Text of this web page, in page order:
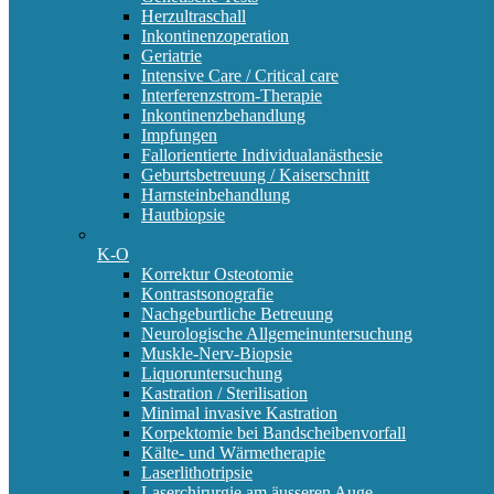
Herzultraschall
Inkontinenzoperation
Geriatrie
Intensive Care / Critical care
Interferenzstrom-Therapie
Inkontinenzbehandlung
Impfungen
Fallorientierte Individualanästhesie
Geburtsbetreuung / Kaiserschnitt
Harnsteinbehandlung
Hautbiopsie
K-O
Korrektur Osteotomie
Kontrastsonografie
Nachgeburtliche Betreuung
Neurologische Allgemeinuntersuchung
Muskle-Nerv-Biopsie
Liquoruntersuchung
Kastration / Sterilisation
Minimal invasive Kastration
Korpektomie bei Bandscheibenvorfall
Kälte- und Wärmetherapie
Laserlithotripsie